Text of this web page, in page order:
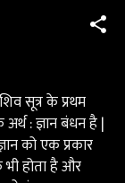
बल्कि किसी भी
अर्थात "हमारे
प्राप्ति कराता
लालायित रहता
तरफ अग्रसर हो
है , हमारी इच्छा
प्रदान करती
समझें तो हम अपने
सूत्र के प्रथम
: ज्ञान बंधन है |
को एक प्रकार
भी होता है और